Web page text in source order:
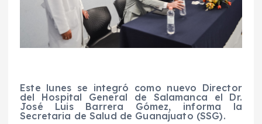
Este lunes se integró como nuevo Director
del Hospital General de Salamanca el Dr.
José Luis Barrera Gómez, informa la
Secretaria de Salud de Guanajuato (SSG).